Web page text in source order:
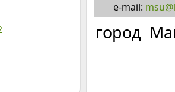
e-mail: